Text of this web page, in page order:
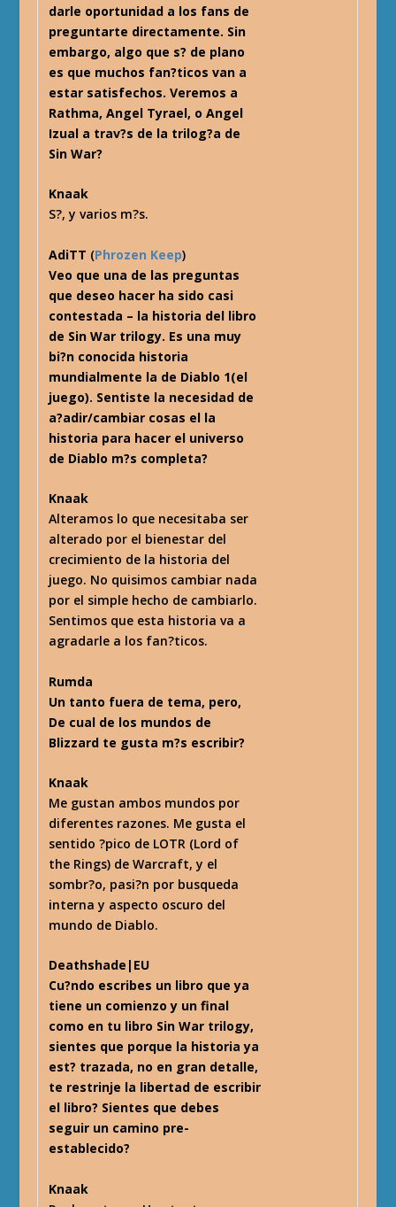
darle oportunidad a los fans de
preguntarte directamente. Sin
embargo, algo que s? de plano
es que muchos fan?ticos van a
estar satisfechos. Veremos a
Rathma, Angel Tyrael, o Angel
Izual a trav?s de la trilog?a de
Sin War?
Knaak
S?, y varios m?s.
AdiTT (Phrozen Keep)
Veo que una de las preguntas
que deseo hacer ha sido casi
contestada – la historia del libro
de Sin War trilogy. Es una muy
bi?n conocida historia
mundialmente la de Diablo 1(el
juego). Sentiste la necesidad de
a?adir/cambiar cosas el la
historia para hacer el universo
de Diablo m?s completa?
Knaak
Alteramos lo que necesitaba ser
alterado por el bienestar del
crecimiento de la historia del
juego. No quisimos cambiar nada
por el simple hecho de cambiarlo.
Sentimos que esta historia va a
agradarle a los fan?ticos.
Rumda
Un tanto fuera de tema, pero,
De cual de los mundos de
Blizzard te gusta m?s escribir?
Knaak
Me gustan ambos mundos por
diferentes razones. Me gusta el
sentido ?pico de LOTR (Lord of
the Rings) de Warcraft, y el
sombr?o, pasi?n por busqueda
interna y aspecto oscuro del
mundo de Diablo.
Deathshade|EU
Cu?ndo escribes un libro que ya
tiene un comienzo y un final
como en tu libro Sin War trilogy,
sientes que porque la historia ya
est? trazada, no en gran detalle,
te restrinje la libertad de escribir
el libro? Sientes que debes
seguir un camino pre-
establecido?
Knaak